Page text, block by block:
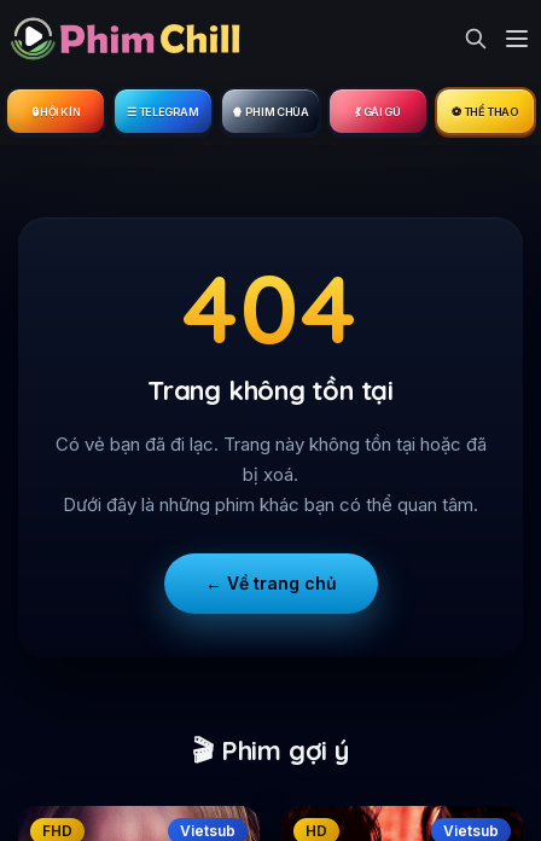
🔒︎ HỘI KÍN ☰ TELEGRAM 🍿 PHIM CHÙA 💃 GÁI GÚ ⚽ THỂ THAO
404
Trang không tồn tại
Có vẻ bạn đã đi lạc. Trang này không tồn tại hoặc đã
bị xoá.
Dưới đây là những phim khác bạn có thể quan tâm.
← Về trang chủ
🎬 Phim gợi ý
FHD Vietsub HD Vietsub